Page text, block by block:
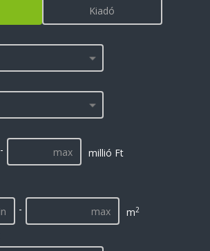
Kiadó
-
millió Ft
-
m2